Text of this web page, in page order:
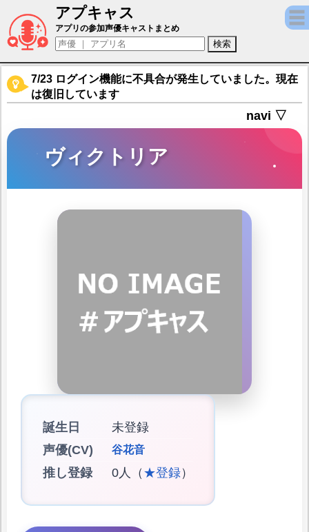
アプキャス
ヴィクトリア（声優：谷花音)【ブレイブリ
アプリの参加声優キャストまとめ
7/23 ログイン機能に不具合が発生していました。現在
は復旧しています
navi ▽
ヴィクトリア
誕生日
未登録
声優(CV)
谷花音
推し登録 0人（ ★登録）